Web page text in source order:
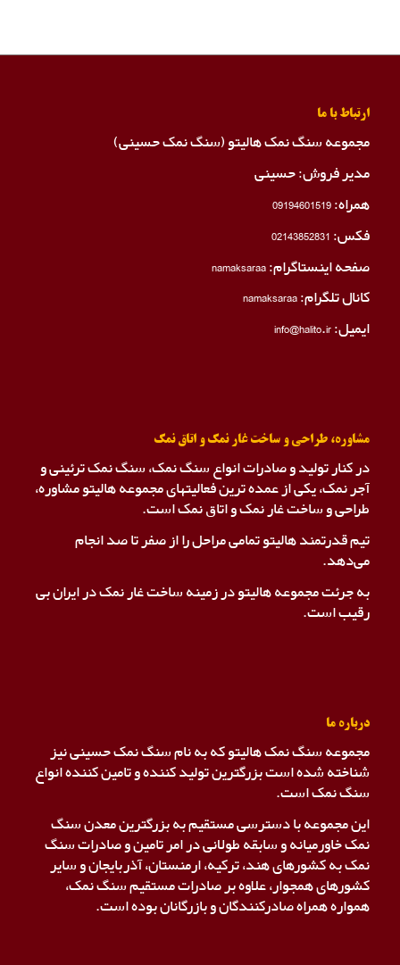
ارتباط با ما
مجموعه سنگ نمک هالیتو (سنگ نمک حسینی)
مدیر فروش: حسینی
همراه:09194601519
فکس:02143852831
صفحه اینستاگرام:namaksaraa
کانال تلگرام:namaksaraa
ایمیل: info@halito.ir
مشاوره، طراحی و ساخت غار نمک و اتاق نمک
در کنار تولید و صادرات انواع سنگ نمک، سنگ نمک ترئینی و
آجر نمک، یکی از عمده ترین فعالیتهای مجموعه هالیتو مشاوره،
طراحی و ساخت غار نمک و اتاق نمک است.
تیم قدرتمند هالیتو تمامی مراحل را از صفر تا صد انجام
می‌دهد.
به جرئت مجموعه هالیتو در زمینه ساخت غار نمک در ایران بی
رقیب است.
درباره ما
مجموعه سنگ نمک هالیتو که به نام سنگ نمک حسینی نیز
شناخته شده است بزرگترین تولید کننده و تامین کننده انواع
سنگ نمک است.
این مجموعه با دسترسی مستقیم به بزرگترین معدن سنگ
نمک خاورمیانه و سابقه طولانی در امر تامین و صادرات سنگ
نمک به کشورهای هند، ترکیه، ارمنستان، آذربایجان و سایر
کشورهای همجوار، علاوه بر صادرات مستقیم سنگ نمک،
همواره همراه صادرکنندگان و بازرگانان بوده است.